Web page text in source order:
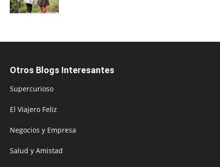
Otros Blogs Interesantes
Supercurioso
El Viajero Feliz
Negocios y Empresa
Salud y Amistad